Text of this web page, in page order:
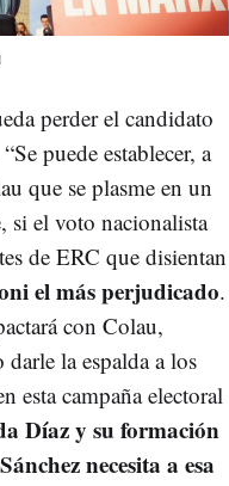
perder el candidato
puede establecer, a
que se plasme en un
si el voto nacionalista
de ERC que disientan
el más perjudicado.
con Colau,
la espalda a los
esta campaña electoral
Díaz y su formación
necesita a esa